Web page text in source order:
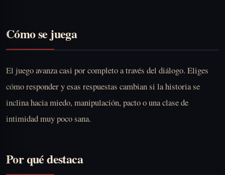
Cómo se juega
El juego avanza casi por completo a través del diálogo. Eliges
cómo responder y esas respuestas cambian si la historia se
inclina hacia miedo, manipulación, pacto o una clase de
intimidad muy poco sana.
Por qué destaca